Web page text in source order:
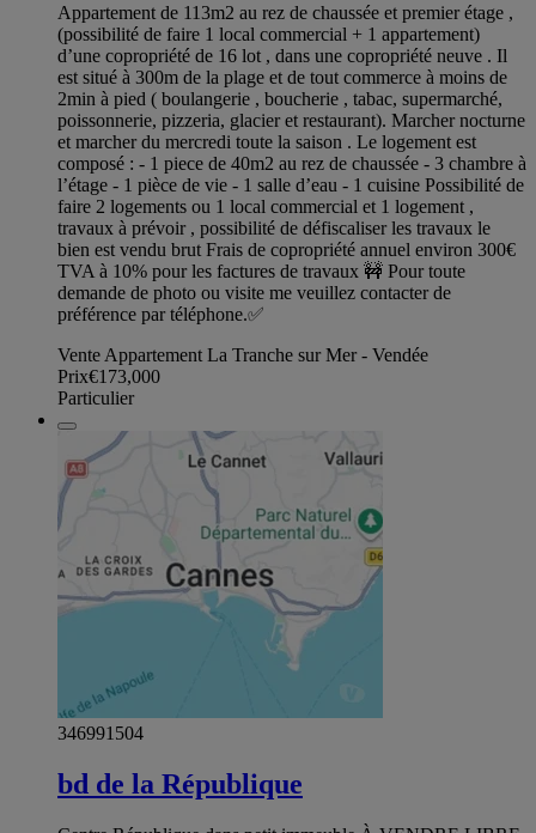
Appartement de 113m2 au rez de chaussée et premier étage ,
(possibilité de faire 1 local commercial + 1 appartement)
d’une copropriété de 16 lot , dans une copropriété neuve . Il
est situé à 300m de la plage et de tout commerce à moins de
2min à pied ( boulangerie , boucherie , tabac, supermarché,
poissonnerie, pizzeria, glacier et restaurant). Marcher nocturne
et marcher du mercredi toute la saison . Le logement est
composé : - 1 piece de 40m2 au rez de chaussée - 3 chambre à
l’étage - 1 pièce de vie - 1 salle d’eau - 1 cuisine Possibilité de
faire 2 logements ou 1 local commercial et 1 logement ,
travaux à prévoir , possibilité de défiscaliser les travaux le
bien est vendu brut Frais de copropriété annuel environ 300€
TVA à 10% pour les factures de travaux 🚧 Pour toute
demande de photo ou visite me veuillez contacter de
préférence par téléphone.✅
Vente Appartement La Tranche sur Mer - Vendée
Prix€173,000
Particulier
346991504
bd de la République